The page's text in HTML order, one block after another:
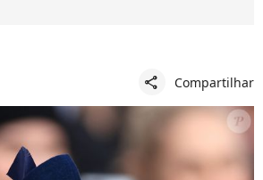
share Compartilhar